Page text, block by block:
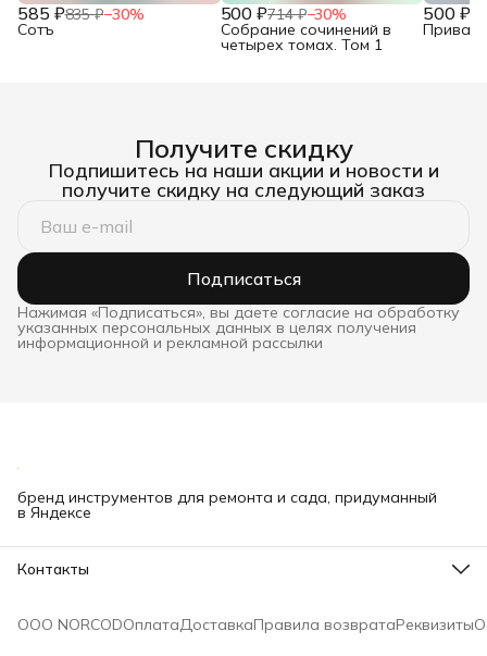
585 ₽835 ₽−30%
Сотъ
500 ₽714 ₽−30%
Собрание сочинений в
четырех томах. Том 1
500 ₽
Получите скидку
Подпишитесь на наши акции и новости и
получите скидку на следующий заказ
Подписаться
Нажимая «Подписаться», вы даете согласие на обработку
указанных персональных данных в целях получения
информационной и рекламной рассылки
бренд инструментов для ремонта и сада, придуманный
в Яндексе
Контакты
Эл. почта
ООО NORCODОплатаДоставкаПравила возвратаРеквизиты